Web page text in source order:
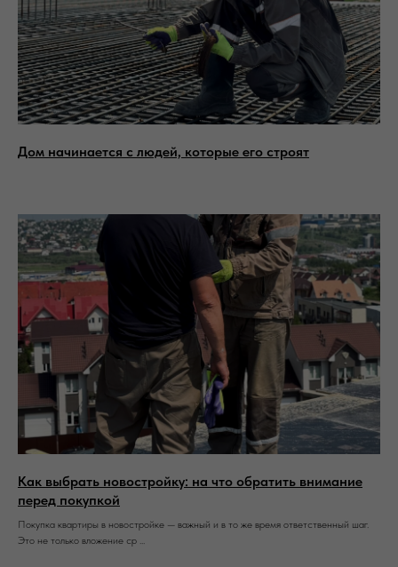
Дом начинается с людей, которые его строят
Как выбрать новостройку: на что обратить внимание
перед покупкой
Покупка квартиры в новостройке — важный и в то же время ответственный шаг.
Это не только вложение ср ...